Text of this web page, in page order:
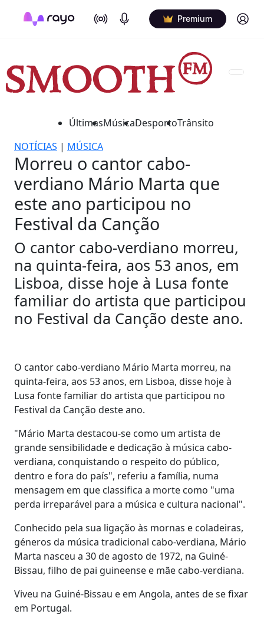
On Air Podcasts Premium Log in
ÚltimasMúsicaDesportoTrânsito
NOTÍCIAS | MÚSICA
Morreu o cantor cabo-
verdiano Mário Marta que
este ano participou no
Festival da Canção
O cantor cabo-verdiano morreu,
na quinta-feira, aos 53 anos, em
Lisboa, disse hoje à Lusa fonte
familiar do artista que participou
no Festival da Canção deste ano.
O cantor cabo-verdiano Mário Marta morreu, na
quinta-feira, aos 53 anos, em Lisboa, disse hoje à
Lusa fonte familiar do artista que participou no
Festival da Canção deste ano.
"Mário Marta destacou-se como um artista de
grande sensibilidade e dedicação à música cabo-
verdiana, conquistando o respeito do público,
dentro e fora do país", referiu a família, numa
mensagem em que classifica a morte como "uma
perda irreparável para a música e cultura nacional".
Conhecido pela sua ligação às mornas e coladeiras,
géneros da música tradicional cabo-verdiana, Mário
Marta nasceu a 30 de agosto de 1972, na Guiné-
Bissau, filho de pai guineense e mãe cabo-verdiana.
Viveu na Guiné-Bissau e em Angola, antes de se fixar
em Portugal.